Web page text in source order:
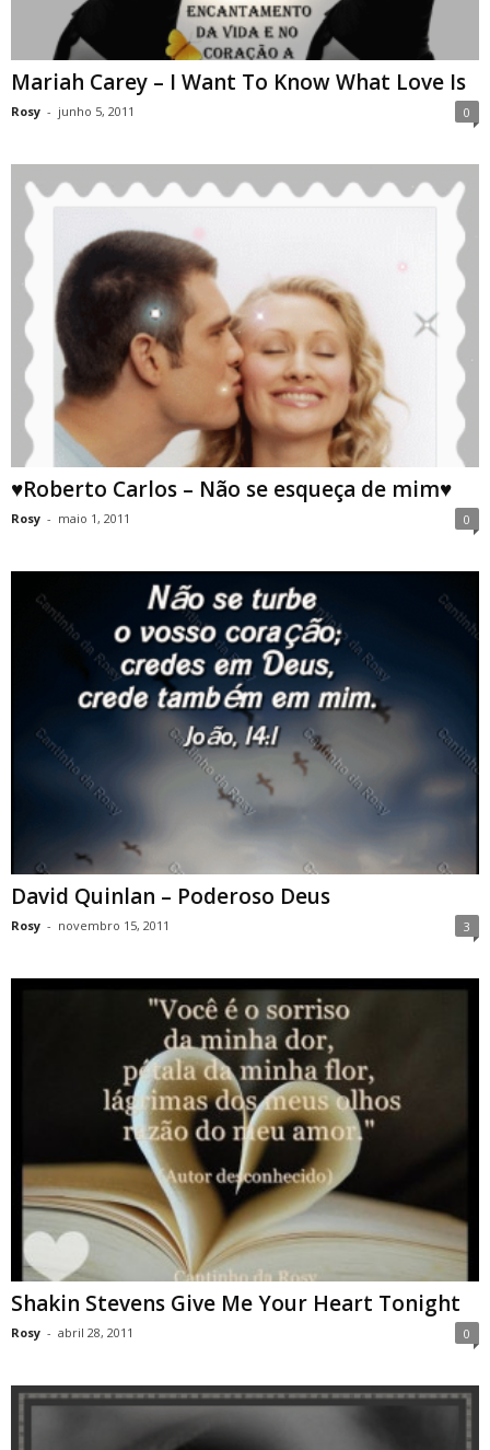
Mariah Carey – I Want To Know What Love Is
Rosy - junho 5, 2011 0
♥Roberto Carlos – Não se esqueça de mim♥
Rosy - maio 1, 2011 0
David Quinlan – Poderoso Deus
Rosy - novembro 15, 2011 3
Shakin Stevens Give Me Your Heart Tonight
Rosy - abril 28, 2011 0